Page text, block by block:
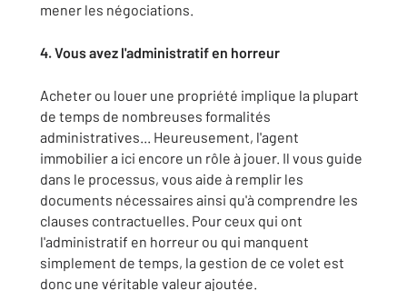
mener les négociations.
4. Vous avez l'administratif en horreur
Acheter ou louer une propriété implique la plupart
de temps de nombreuses formalités
administratives... Heureusement, l'agent
immobilier a ici encore un rôle à jouer. Il vous guide
dans le processus, vous aide à remplir les
documents nécessaires ainsi qu'à comprendre les
clauses contractuelles. Pour ceux qui ont
l'administratif en horreur ou qui manquent
simplement de temps, la gestion de ce volet est
donc une véritable valeur ajoutée.